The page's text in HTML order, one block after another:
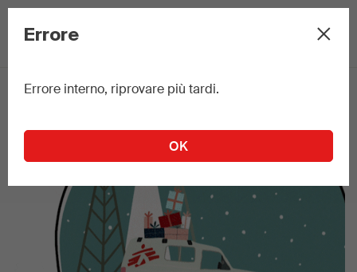
×
Errore
Errore interno, riprovare più tardi.
OK